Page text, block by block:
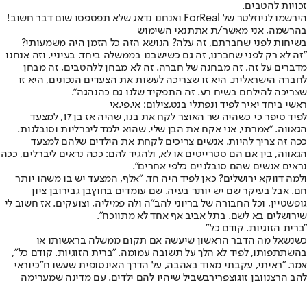
זכויות להטבים.
הירשמו לניוזלטר של ForReal ואנחנו נדאג שלא תפספסו שום דבר חשוב!
בהרשמה, אני מאשר/ת אתתנאי השימוש
בשיחות לפני שחברתם, זה עלה? הנושא הזה כל הזמן היה משמעותי?
"זה לא רק לפני שחברנו, זה גם כשישבנו בממשלה ביחד. בעיניי, וזה אנחנו
מדברים על זה, זה מבחנה של חברה. זה לא מבחן ללהטבים, זה מבחן
לחברה הישראלית. היא זו שצריכה לעשות את הצעדים הנכונים, היא זו
שצריכה להילחם בשיח רע. זה התפקיד שלנו גם כהנהגה".
ראשי ביחד יאיר לפיד ונפתלי בנט,צילום: אי.פי.אי
לפיד סיפר כי כשהיה שר האוצר לקח את בנו, שהיה אז בן 17, למצעד
הגאווה. "אמרתי, אני אקח את הבן שלי, שהוא ילמד ליברליות וסובלנות.
ככה זה צריך להיות. אנשים צריכים לקחת את הילדים שלהם למצעד
הגאווה, בין אם הם סטרייטים או לא, ולהגיד להם: ככה נראים ליברלים, ככה
נראים אנשים שהם סובלניים כלפי אחרים".
ולמה דווקא ירושלים? כאן לפיד היה חד. "אלף, המצעד יש בו משהו יותר
חם. אבל בעיקר שם יש יותר בעיה. שם עומדים בחוץבן גבירובן ציון
גופשטיין, וכל החבורה של בריוני להב"ה ולה פמיליה, וצועקים. אז חשוב לי
שירושלים בא לשם. בתל אביב אף אחד לא מתווכח".
"ברית הזוגיות. קודם כל"
כשנשאל מה הדבר הראשון שיעשה אם תקום ממשלה בראשותו או
בהשתתפותו, לפיד לא הלך על תשובה עמומה. "ברית הזוגיות. קודם כל",
אמר. "ראיתי, עקבתי מאוד באהבה, על הדרך האינסופית שעשו ח"כיוראי
להב הרצנוובן זוגוצפרירבשביל שיהיו להם ילדים. עם מדינה שמערימה